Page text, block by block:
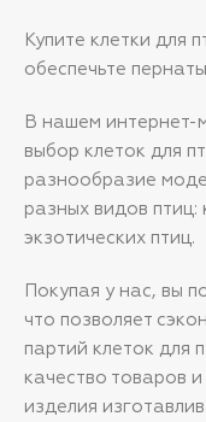
12
см.
Купите клетки
обеспечьте
В нашем интернет-
выбор клеток для
разнообразие
разных видов птиц:
экзотических птиц.
Покупая у нас, вы
что позволяет
партий клеток для
качество товаров
изделия